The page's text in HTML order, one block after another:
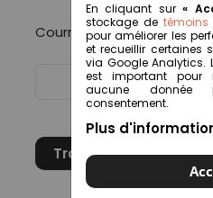
Courriel :*
Transmettre
En cliquant sur«
stockage de témoins
pour améliorer les
et recueillir certaines
via Google Analytics.
est important pour
aucune donnée
consentement.
Plus